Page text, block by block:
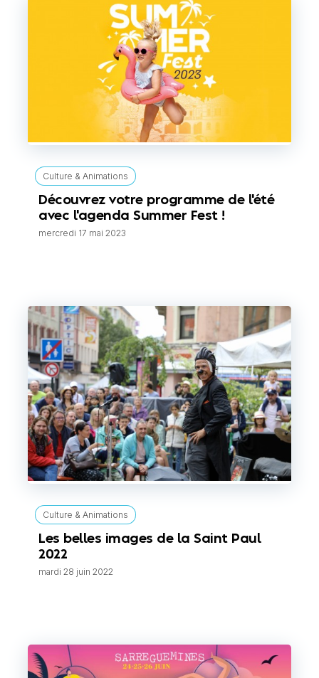
Culture & Animations
Découvrez votre programme de l'été
avec l'agenda Summer Fest !
mercredi 17 mai 2023
Culture & Animations
Les belles images de la Saint Paul
2022
mardi 28 juin 2022